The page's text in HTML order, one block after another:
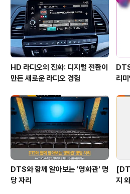
HD 라디오의 진화: 디지털 전환이
만든 새로운 라디오 경험
리
DTS와 함께 알아보는 '영화관' 명
당 자리
지